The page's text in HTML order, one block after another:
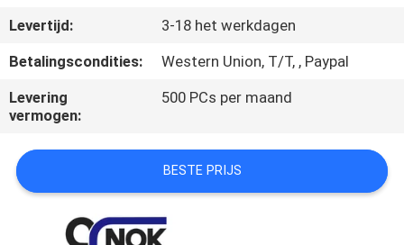
CONTACTEER
ONS
NIEUWS
VERZOEK
Levertijd:
3-18 het werkdagen
Betalingscondities:
Western Union, T/T, , Paypal
Levering
vermogen:
500 PCs per maand
BESTE PRIJS